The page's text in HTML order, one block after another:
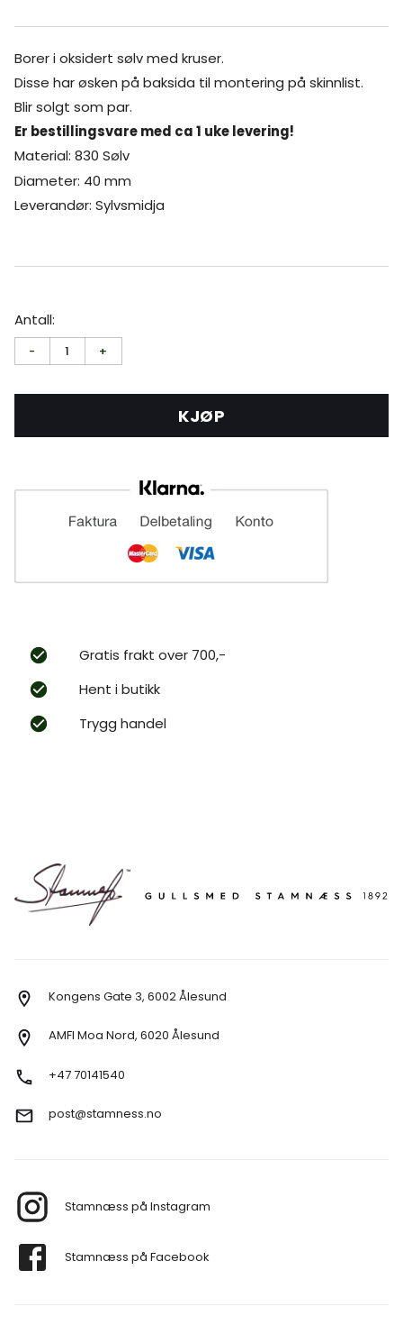
Borer i oksidert sølv med kruser.
Disse har øsken på baksida til montering på skinnlist.
Blir solgt som par.
Er bestillingsvare med ca 1 uke levering!
Material: 830 Sølv
Diameter: 40 mm
Leverandør: Sylvsmidja
Antall:
- 1 +
KJØP
Gratis frakt over 700,-
Hent i butikk
Trygg handel
Kongens Gate 3, 6002 Ålesund
AMFI Moa Nord, 6020 Ålesund
+47 70141540
post@stamness.no
Stamnæss på Instagram
Stamnæss på Facebook